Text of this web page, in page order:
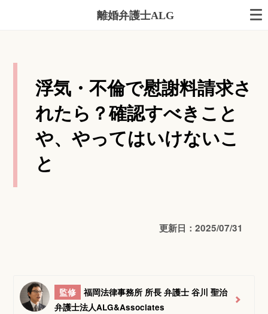
離婚弁護士ALG
浮気・不倫で慰謝料請求さ
れたら？確認すべきこと
や、やってはいけないこ
と
更新日：2025/07/31
監修
福岡法律事務所 所長 弁護士 谷川 聖治
弁護士法人ALG&Associates